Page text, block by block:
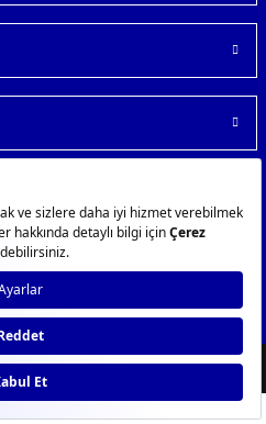
Hakları Saklıdır